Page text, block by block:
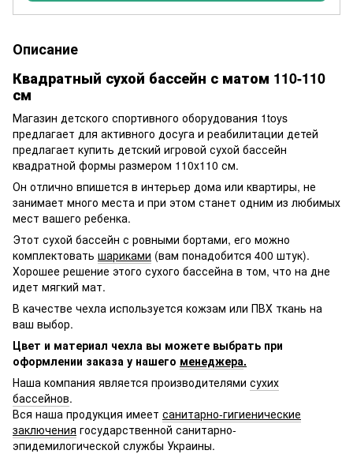
Описание
Квадратный сухой бассейн с матом 110-110
см
Магазин детского спортивного оборудования 1toys
предлагает для активного досуга и реабилитации детей
предлагает купить детский игровой сухой бассейн
квадратной формы размером 110х110 см.
Он отлично впишется в интерьер дома или квартиры, не
занимает много места и при этом станет одним из любимых
мест вашего ребенка.
Этот сухой бассейн с ровными бортами, его можно
комплектовать шариками (вам понадобится 400 штук).
Хорошее решение этого сухого бассейна в том, что на дне
идет мягкий мат.
В качестве чехла используется кожзам или ПВХ ткань на
ваш выбор.
Цвет и материал чехла вы можете выбрать при
оформлении заказа у нашего менеджера.
Наша компания является производителями сухих
бассейнов.
Вся наша продукция имеет санитарно-гигиенические
заключения государственной санитарно-
эпидемилогической службы Украины.